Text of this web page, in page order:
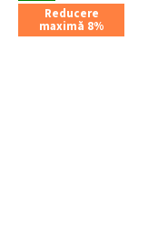
Reducere
maximă 8%